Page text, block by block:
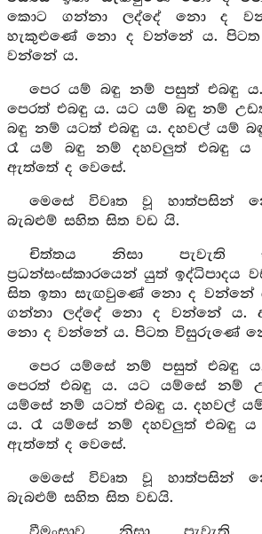
කොට ගන්නා ලද්දේ නො ද
හැකුළුණේ නො ද වන්නේ ය.
වන්නේ ය.
පෙර යම් බඳු නම් පසුත් එබඳු
පෙරත් එබඳු ය. යට යම් බඳු නම්
බඳු නම් යටත් එබඳු ය. දහවල් යම්
රෑ යම් බඳු නම් දහවලුත් එබඳු ය
ඇත්තේ ද වෙසේ.
මෙසේ විවෘත වූ හාත්පසින්
බැබළුම් සහිත සිත වඩ යි.
චිත්තය නිසා පැවැති
ප්‍රධන්සංස්කාරයෙන් යුත් ඉද්ධිපාදය
සිත ඉතා සැඟවුණේ නො ද වන්නේ
ගන්නා ලද්දේ නො ද වන්නේ ය.
නො ද වන්නේ ය. පිටත විසුරුණේ
පෙර යම්සේ නම් පසුත් එබඳු
පෙරත් එබඳු ය. යට යම්සේ නම්
යම්සේ නම් යටත් එබඳු ය. දහවල්
ය. රෑ යම්සේ නම් දහවලුත් එබඳු
ඇත්තේ ද වෙසේ.
මෙසේ විවෘත වූ හාත්පසින්
බැබළුම් සහිත සිත වඩයි.